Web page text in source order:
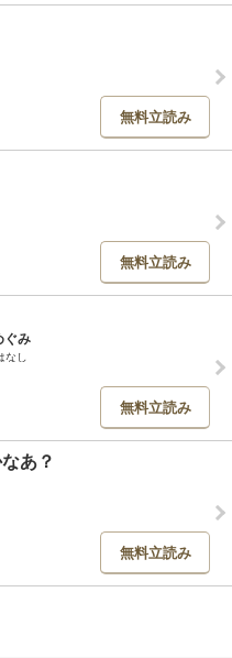
無料立読み
無料立読み
ぐみ
なし
無料立読み
あ？
無料立読み